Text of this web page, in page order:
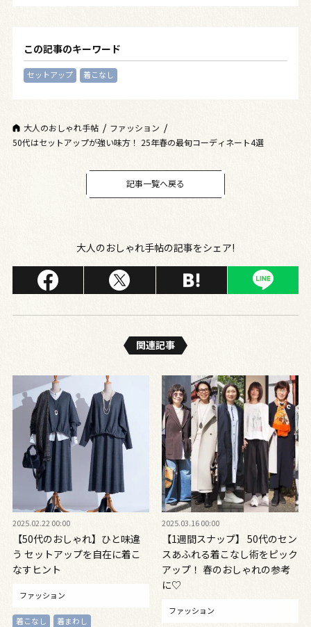
この記事のキーワード
セットアップ 着こなし
大人のおしゃれ手帖
ファッション
50代はセットアップが強い味方！ 25年春の最旬コーディネート4選
記事一覧へ戻る
大人のおしゃれ手帖の記事をシェア!
関連記事
2025.02.22 00:00
【50代のおしゃれ】ひと味違
う セットアップを自在に着こ
なすヒント
ファッション
着こなし
着まわし
2025.03.16 00:00
【1週間スナップ】 50代のセン
スあふれる着こなし術をピック
アップ！ 春のおしゃれの参考
に♡
ファッション